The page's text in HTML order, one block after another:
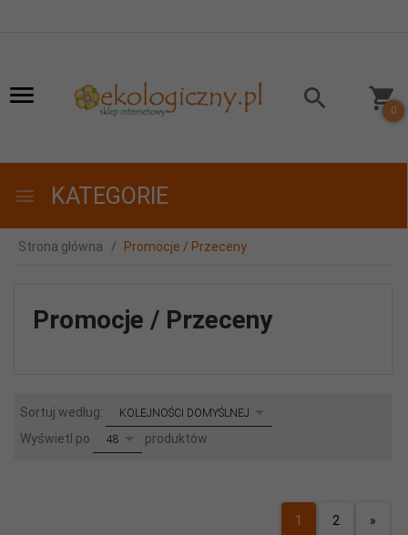
0
KATEGORIE
Strona główna Promocje / Przeceny
Promocje / Przeceny
Sortuj według: sortKOLEJNOŚCI DOMYŚLNEJ
Wyświetl po pop48 produktów
1 2 »